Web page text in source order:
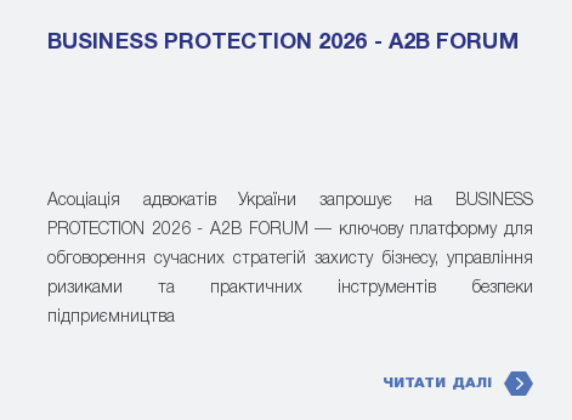
BUSINESS PROTECTION 2026 - A2B FORUM
Асоціація адвокатів України запрошує на BUSINESS
PROTECTION 2026 - A2B FORUM — ключову платформу для
обговорення сучасних стратегій захисту бізнесу, управління
ризиками та практичних інструментів безпеки
підприємництва
ЧИТАТИ ДАЛІ